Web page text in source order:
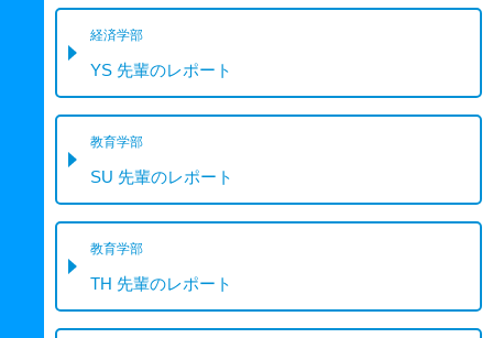
経済学部
YS 先輩のレポート
教育学部
SU 先輩のレポート
教育学部
TH 先輩のレポート